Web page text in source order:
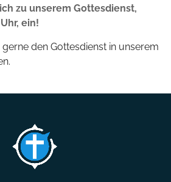
zu unserem Gottesdienst,
ein!
den Gottesdienst in unserem